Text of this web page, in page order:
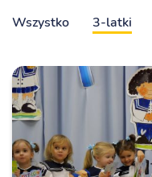
Wszystko 3-latki